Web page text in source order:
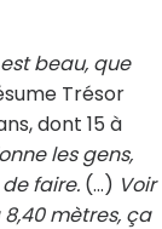
beau, que
Trésor
dont 15 à
les gens,
faire. (...) Voir
mètres, ça